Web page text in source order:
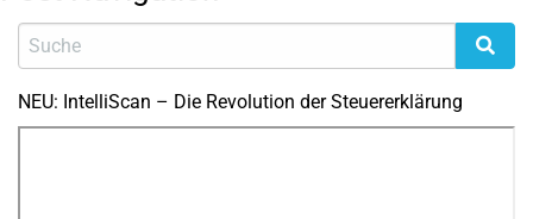
NEU: IntelliScan – Die Revolution der Steuererklärung